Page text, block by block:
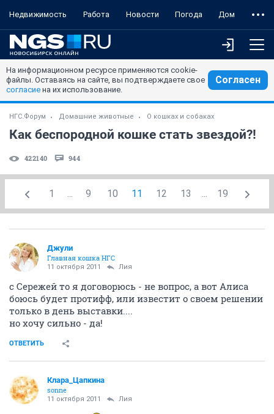
Недвижимость Работа Новости Погода Дом
На информационном ресурсе применяются cookie-
файлы. Оставаясь на сайте, вы подтверждаете свое
согласие на их использование.
Согласен
НГС.Форум Домашние животные О кошках и собаках
Как беспородной кошке стать звездой?!
422140 944
1 ... 9 10 11 12 13 ... 19
Джули
Главная кошка НГС
11 октября 2011 Лия
с Сережей то я договорюсь - не вопрос, а вот Алиса
боюсь будет протифф, или известит о своем решении
только в день выставки....
но хочу сильно - да!
ОТВЕТИТЬ
Клара_Цапкина
sonne
11 октября 2011 Лия